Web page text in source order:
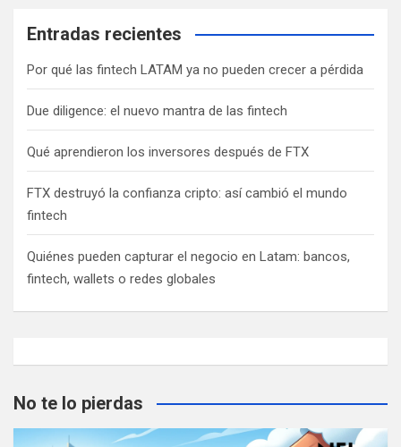
Entradas recientes
Por qué las fintech LATAM ya no pueden crecer a pérdida
Due diligence: el nuevo mantra de las fintech
Qué aprendieron los inversores después de FTX
FTX destruyó la confianza cripto: así cambió el mundo
fintech
Quiénes pueden capturar el negocio en Latam: bancos,
fintech, wallets o redes globales
No te lo pierdas